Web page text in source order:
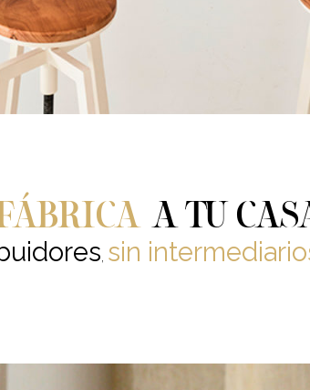
A TU
, sin